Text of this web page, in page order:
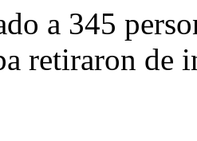
a 345
retiraron de